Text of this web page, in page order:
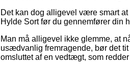
Det kan dog alligevel være smart
Hylde Sort før du gennemfører din
Man må alligevel ikke glemme, at
usædvanlig fremragende, bør det
omsluttet af en vedtægt, som